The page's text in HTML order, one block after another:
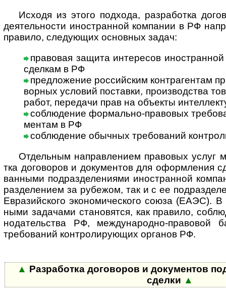
Исходя из этого подхода, разработка
дея­тель­но­сти ино­ст­ран­ной ком­па­нии в РФ
пра­вило, следу­ющих основ­ных задач:
правовая защита интересов
сдел­кам в РФ
предложение российским контрагентам
вор­ных усло­вий пос­та­вки, про­из­вод­ства
работ, пере­дачи прав на объ­екты
соблюдение формально-правовых
мен­там в РФ
соблюдение обычных требований
Отдельным направлением правовых услуг
тка дого­во­ров и доку­мен­тов для офор­м­ле­ния
ван­ными под­раз­деле­ни­ями ино­ст­ран­ной
раз­деле­нием за рубе­жом, так и с ее
Евра­зий­ского эко­но­ми­чес­кого союза (ЕАЭС).
ными зада­чами стано­вятся, как пра­вило,
нода­тель­ства РФ, между­народно-­
требо­ваний конт­роли­рую­щих орга­нов РФ.
▲ Разработка договоров и доку­мен­тов
сделки ▲